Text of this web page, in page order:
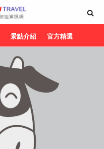
景點介紹 官方精選